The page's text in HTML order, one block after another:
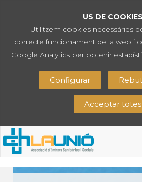
US DE COOKIES
Utilitzem cookies necessàries
correcte funcionament de la web i
Google Analytics per obtenir
Configurar
Acceptar totes